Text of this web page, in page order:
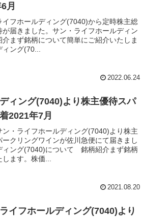
月
フホールディング(7040)から定時株主総
届きました。サン・ライフホールディン
まず銘柄について簡単にご紹介いたしま
ング(70...
2022.06.24
ィング(7040)より株主優待スパ
2021年7月
・ライフホールディング(7040)より株主
クリングワインが佐川急便にて届きまし
ィング(7040)について 銘柄紹介まず銘柄
ます。株価...
2021.08.20
イフホールディング(7040)より